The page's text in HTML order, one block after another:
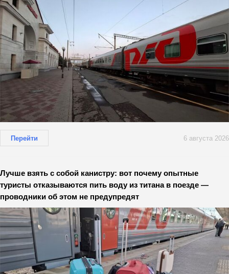
Перейти 6 августа 2026
Лучше взять с собой канистру: вот почему опытные
туристы отказываются пить воду из титана в поезде —
проводники об этом не предупредят